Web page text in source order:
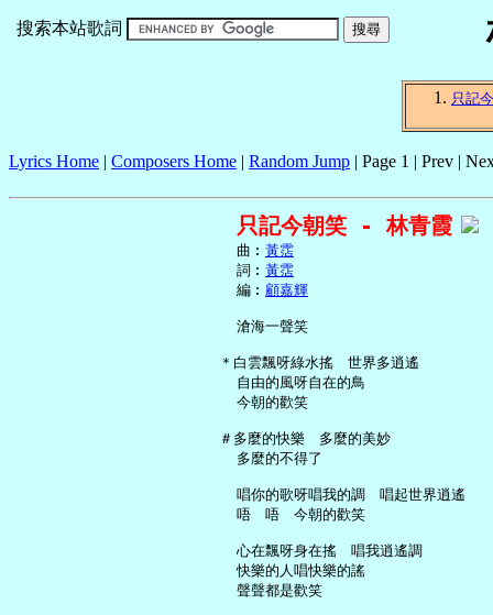
搜索本站歌詞
只記
Lyrics Home | Composers Home | Random Jump | Page 1 | Prev |
只記今朝笑 - 林青霞
     曲︰
黃霑
     詞︰
黃霑
     編︰
顧嘉輝
     滄海一聲笑
   ＊白雲飄呀綠水搖　世界多逍遙
     自由的風呀自在的鳥
     今朝的歡笑
   ＃多麼的快樂　多麼的美妙
     多麼的不得了
     唱你的歌呀唱我的調　唱起世界逍遙
     唔　唔　今朝的歡笑
     心在飄呀身在搖　唱我逍遙調
     快樂的人唱快樂的謠
     聲聲都是歡笑